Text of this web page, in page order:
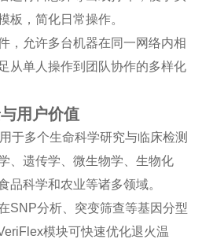
板，简化日常操作。
，允许多台机器在同一网络内相
从单人操作到团队协作的多样化
用户价值
于多个生命科学研究与临床检测
、遗传学、微生物学、生物化
品科学和农业等诸多领域。
SNP分析、突变筛查等基因分型
模块可快速优化退火温